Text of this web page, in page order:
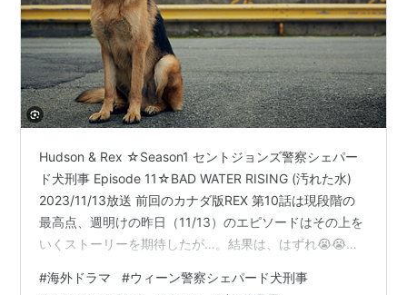
Hudson & Rex ☆Season1 セントジョンズ警察シェパー
ド犬刑事 Episode 11☆BAD WATER RISING (汚れた水)
2023/11/13放送 前回のカナダ版REX 第10話は現段階の
最高点、週明けの昨日（11/13）のエピソードはその上を
いくストーリーを期待したが…。結果は、はずれ😭😭😭
ランド ラブラドール州の州都セントジョンズは、カラフ
#海外ドラマ #ウィーン警察シェパード犬刑事